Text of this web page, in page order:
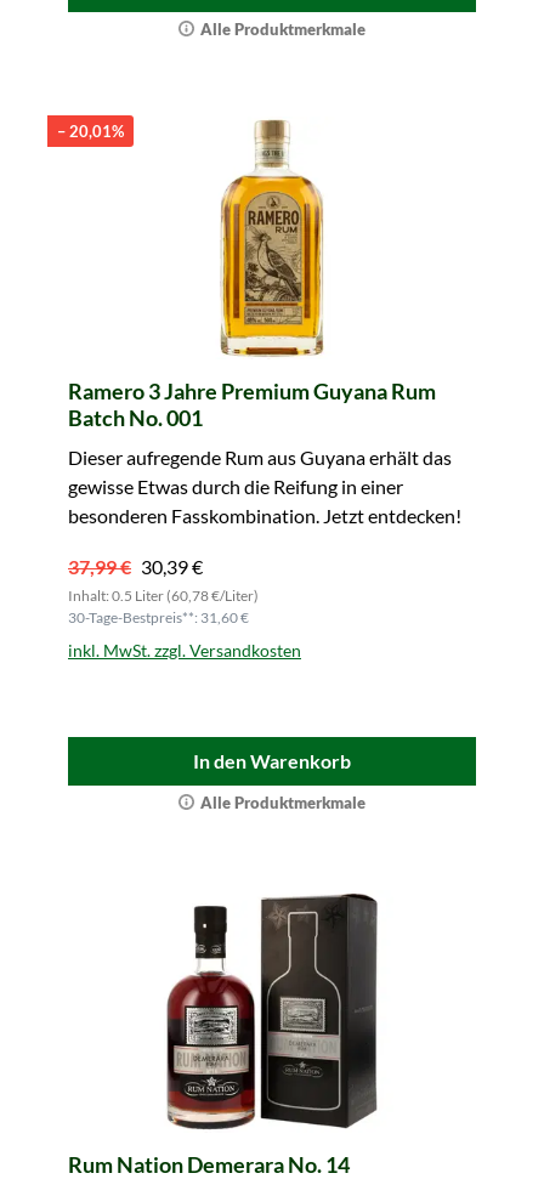
Alle Produktmerkmale
– 20,01%
Ramero 3 Jahre Premium Guyana Rum
Batch No. 001
Dieser aufregende Rum aus Guyana erhält das
gewisse Etwas durch die Reifung in einer
besonderen Fasskombination. Jetzt entdecken!
37,99 € 30,39 €
Inhalt: 0.5 Liter (60,78 €/Liter)
30-Tage-Bestpreis**: 31,60 €
inkl. MwSt. zzgl. Versandkosten
In den Warenkorb
Alle Produktmerkmale
Rum Nation Demerara No. 14